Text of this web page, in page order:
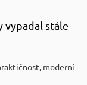
vypadal stále
moderní